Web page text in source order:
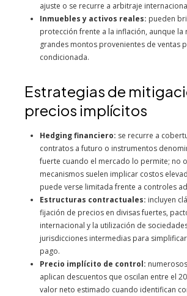
ajuste o se recurre a arbitraje
Inmuebles y activos reales: pueden
protección frente a la inflación, aunque la
grandes montos provenientes de ventas
condicionada.
Estrategias de
precios implícitos
Hedging financiero: se recurre a
contratos a futuro o instrumentos
fuerte cuando el mercado lo permite; no
mecanismos suelen implicar costos
puede verse limitada frente a controles
Estructuras contractuales: incluyen
fijación de precios en divisas fuertes,
internacional y la utilización de
jurisdicciones intermedias para
pago.
Precio implícito de control:
aplican descuentos que oscilan entre el
valor neto estimado cuando identifican